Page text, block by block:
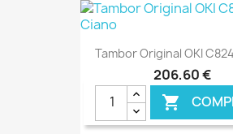
Tambor Original OKI
206,60 €
